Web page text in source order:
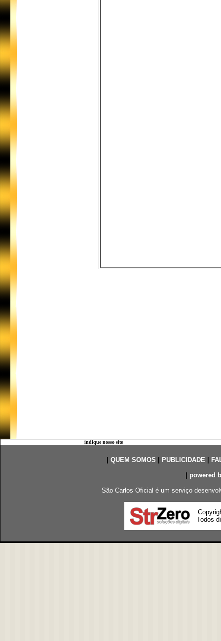
indique nosso site
QUEM SOMOS PUBLICIDADE|
powered
São Carlos Oficial é um serviço
Todos